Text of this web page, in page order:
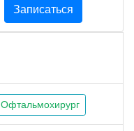
Записаться
Офтальмохирург